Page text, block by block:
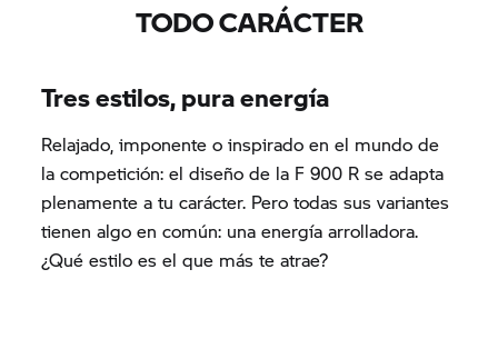
TODO CARÁCTER
Tres estilos, pura energía
Relajado, imponente o inspirado en el mundo de
la competición: el diseño de la F 900 R se adapta
plenamente a tu carácter. Pero todas sus variantes
tienen algo en común: una energía arrolladora.
¿Qué estilo es el que más te atrae?